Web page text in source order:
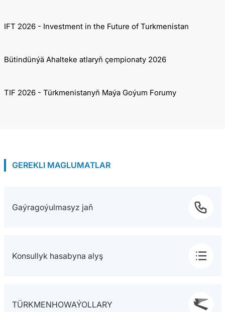
IFT 2026 - Investment in the Future of Turkmenistan
Bütindünýä Ahalteke atlaryň çempionaty 2026
TIF 2026 - Türkmenistanyň Maýa Goýum Forumy
GEREKLI MAGLUMATLAR
Gaýragoýulmasyz jaň
Konsullyk hasabyna alyş
TÜRKMENHOWAÝOLLARY